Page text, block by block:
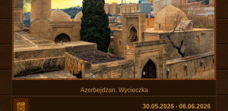
Azerbejdżan. Wycieczka
30.05.2026 - 06.06.2026